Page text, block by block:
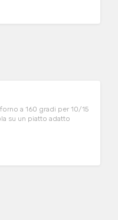
a 160 gradi per 10/15
su un piatto adatto